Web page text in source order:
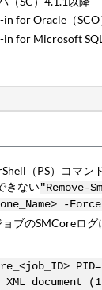
in for Oracle（
for Microsoft SQL
（PS）コマン
きない"Remove-
-
ブのSMCoreロ
document